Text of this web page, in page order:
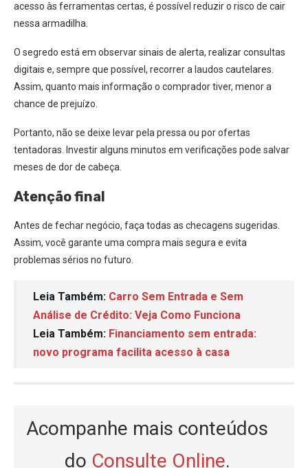
acesso às ferramentas certas, é possível reduzir o risco de cair
nessa armadilha.
O segredo está em observar sinais de alerta, realizar consultas
digitais e, sempre que possível, recorrer a laudos cautelares.
Assim, quanto mais informação o comprador tiver, menor a
chance de prejuízo.
Portanto, não se deixe levar pela pressa ou por ofertas
tentadoras. Investir alguns minutos em verificações pode salvar
meses de dor de cabeça.
Atenção final
Antes de fechar negócio, faça todas as checagens sugeridas.
Assim, você garante uma compra mais segura e evita
problemas sérios no futuro.
Leia Também: Carro Sem Entrada e Sem
Análise de Crédito: Veja Como Funciona
Leia Também: Financiamento sem entrada:
novo programa facilita acesso à casa
Acompanhe mais conteúdos
do Consulte Online.